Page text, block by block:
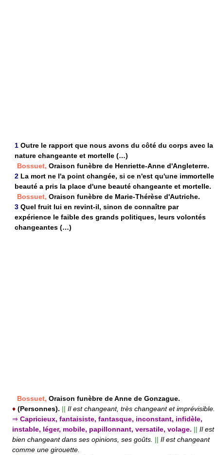
1 Outre le rapport que nous avons du côté du corps avec la
nature changeante et mortelle (…)
Bossuet, Oraison funèbre de Henriette-Anne d'Angleterre.
2 La mort ne l'a point changée, si ce n'est qu'une immortelle
beauté a pris la place d'une beauté changeante et mortelle.
Bossuet, Oraison funèbre de Marie-Thérèse d'Autriche.
3 Quel fruit lui en revint-il, sinon de connaître par
expérience le faible des grands politiques, leurs volontés
changeantes (…)
Bossuet, Oraison funèbre de Anne de Gonzague.
♦ (Personnes). || Il est changeant, très changeant et imprévisible.
⇒ Capricieux, fantaisiste, fantasque, inconstant, infidèle,
instable, léger, mobile, papillonnant, versatile, volage. || Il est
bien changeant dans ses opinions, ses goûts. || Il est changeant
comme une girouette.